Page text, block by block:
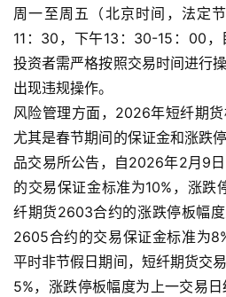
周一至周五（北京时间，法定
11：30，下午13：30-15：00，
投资者需严格按照交易时间进行
出现违规操作。
风险管理方面，2026年短纤期货
尤其是春节期间的保证金和涨跌
品交易所公告，自2026年2月9
的交易保证金标准为10%，涨跌
纤期货2603合约的涨跌停板幅
2605合约的交易保证金标准为
平时非节假日期间，短纤期货交
5%，涨跌停板幅度为上一交易